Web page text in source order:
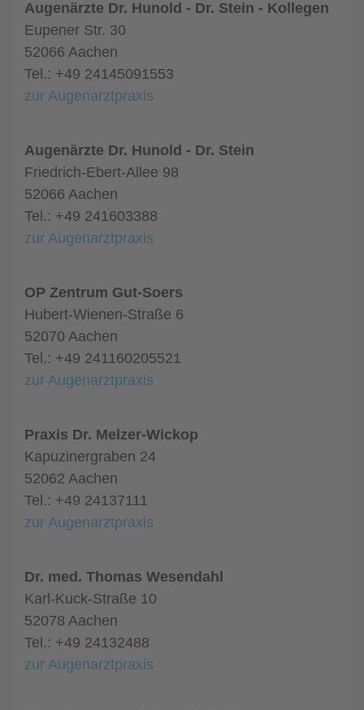
Augenärzte Dr. Hunold - Dr. Stein - Kollegen
Eupener Str. 30
52066 Aachen
Tel.: +49 24145091553
zur Augenarztpraxis
Augenärzte Dr. Hunold - Dr. Stein
Friedrich-Ebert-Allee 98
52066 Aachen
Tel.: +49 241603388
zur Augenarztpraxis
OP Zentrum Gut-Soers
Hubert-Wienen-Straße 6
52070 Aachen
Tel.: +49 241160205521
zur Augenarztpraxis
Praxis Dr. Melzer-Wickop
Kapuzinergraben 24
52062 Aachen
Tel.: +49 24137111
zur Augenarztpraxis
Dr. med. Thomas Wesendahl
Karl-Kuck-Straße 10
52078 Aachen
Tel.: +49 24132488
zur Augenarztpraxis